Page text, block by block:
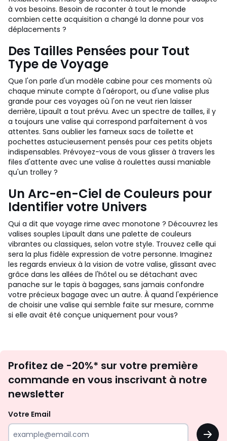
à vos besoins. Besoin de raconter à tout le monde
combien cette acquisition a changé la donne pour vos
déplacements ?
Des Tailles Pensées pour Tout
Type de Voyage
Que l'on parle d'un modèle cabine pour ces moments où
chaque minute compte à l'aéroport, ou d'une valise plus
grande pour ces voyages où l'on ne veut rien laisser
derrière, Lipault a tout prévu. Avec un spectre de tailles, il y
a toujours une valise qui correspond parfaitement à vos
attentes. Sans oublier les fameux sacs de toilette et
pochettes astucieusement pensés pour ces petits objets
indispensables. Prévoyez-vous de vous glisser à travers les
files d'attente avec une valise à roulettes aussi maniable
qu'un trolley ?
Un Arc-en-Ciel de Couleurs pour
Identifier votre Univers
Qui a dit que voyage rime avec monotone ? Découvrez les
valises souples Lipault dans une palette de couleurs
vibrantes ou classiques, selon votre style. Trouvez celle qui
sera la plus fidèle expression de votre personne. Imaginez
les regards envieux à la vision de votre valise, glissant avec
grâce dans les allées de l'hôtel ou se détachant avec
panache sur le tapis à bagages, sans jamais confondre
votre précieux bagage avec un autre. À quand l'expérience
de choisir une valise qui semble faite sur mesure, comme
si elle avait été conçue uniquement pour vous?
newsletter
Profitez de -20%* sur votre première
commande en vous inscrivant à notre
newsletter
Votre Email
OK